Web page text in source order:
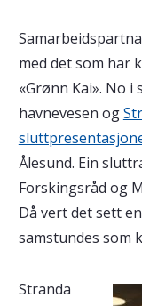
med det som har
«Grønn Kai». No
havnevesen og
Ålesund. Ein
Forskingsråd og
Då vert det sett
samstundes som
Stranda